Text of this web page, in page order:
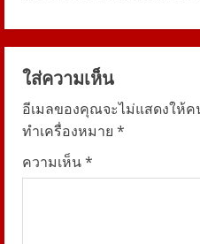
u
e
R
e
ใส่ความเห็น
อีเมลของคุณจะไม่แสดงให้
ทำเครื่องหมาย *
ความเห็น*